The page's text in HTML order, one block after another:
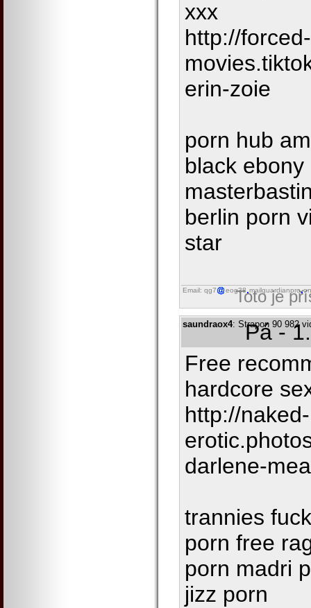
xxx
http://
erin-zoie
porn hub
black
berlin porn
star
Email: qg7 eog38 mailguardianpro
Toto je
saundraox4: Strapon 90 982
Pá -
Free
hardcore
http://naked-
darlene-
trannies
porn free
porn madri
jizz porn